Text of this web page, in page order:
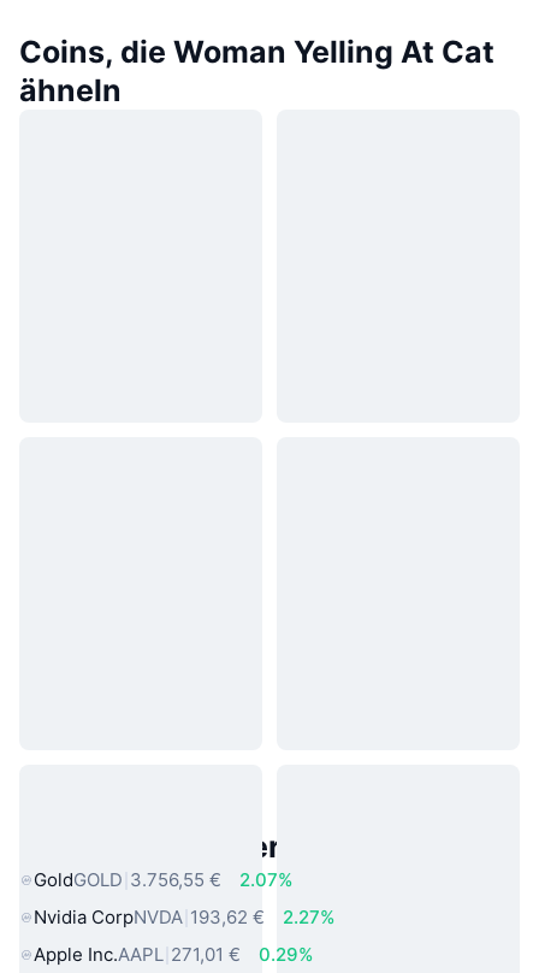
Coins, die Woman Yelling At Cat
ähneln
Beliebte reale Vermögenswerte
GoldGOLD 3.756,55 €
2.07%
Nvidia CorpNVDA 193,62 €
2.27%
Apple Inc.AAPL 271,01 € 0.29%